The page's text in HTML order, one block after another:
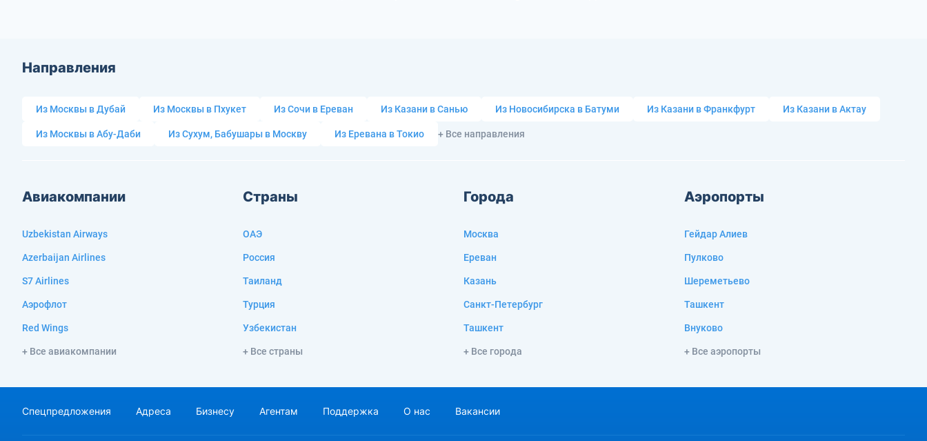
Направления
Из Москвы в Дубай Из Москвы в Пхукет Из Сочи в Ереван Из Казани в Санью Из Новосибирска в Батуми Из Казани в Франкфурт Из Казани в Актау
Из Москвы в Абу-Даби Из Сухум, Бабушары в Москву Из Еревана в Токио + Все направления
Авиакомпании
Uzbekistan Airways
Azerbaijan Airlines
S7 Airlines
Аэрофлот
Red Wings
+ Все авиакомпании
Страны
ОАЭ
Россия
Таиланд
Турция
Узбекистан
+ Все страны
Города
Москва
Ереван
Казань
Санкт-Петербург
Ташкент
+ Все города
Аэропорты
Гейдар Алиев
Пулково
Шереметьево
Ташкент
Внуково
+ Все аэропорты
Спецпредложения Адреса Бизнесу Агентам Поддержка О нас Вакансии